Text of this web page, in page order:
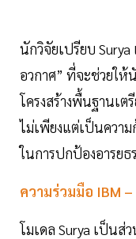
นักวิจัยเปรียบ
อวกาศ” ที่จะช่วยให้
โครงสร้างพื้นฐานเต
ไม่เพียงแต่เป็นความ
ในการปกป้องอารยธ
ความร่วมมือ IBM –
โมเดล Surya เป็นส่